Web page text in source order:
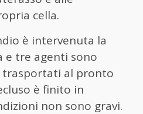
cella.
è intervenuta la
e tre agenti sono
trasportati al pronto
è finito in
non sono gravi.